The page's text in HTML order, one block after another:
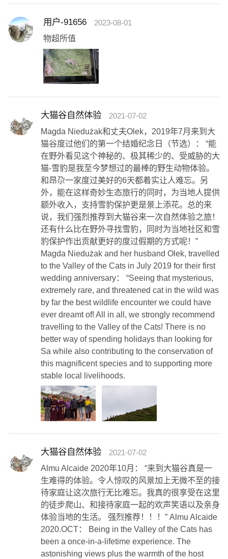
用户-91656 2023-08-01
物超所值
大猫谷自然体验 2021-07-02
Magda Niedużak和丈夫Olek，2019年7月来到大
猫谷度过他们的第一个结婚纪念日（节选）： “能
在野外看见这个神秘的、极其稀少的、受威胁的大
猫-雪豹是我至今梦想过的最棒的野生动物体验。
和昂尕一家度过美好的6天都着实让人难忘。另
外，能在这样奇妙生态旅行的同时，为当地人提供
额外收入，支持雪豹保护更是景上添花。总的来
说，我们强烈推荐到大猫谷来一次自然体验之旅！
还有什么比在野外寻找雪豹，同时为当地社区和雪
豹保护作出贡献更好的度过假期的方式呢！”
Magda Niedużak and her husband Olek, travelled
to the Valley of the Cats in July 2019 for their first
wedding anniversary： “Seeing that mysterious,
extremely rare, and threatened cat in the wild was
by far the best wildlife encounter we could have
ever dreamt of! All in all, we strongly recommend
travelling to the Valley of the Cats! There is no
better way of spending holidays than looking for
Sa while also contributing to the conservation of
this magnificent species and to supporting more
stable local livelihoods.
大猫谷自然体验 2021-07-02
Almu Alcaide 2020年10月： “来到大猫谷真是一
生难得的体验。令人惊叹的风景加上无微不至的接
待家庭让这次旅行无比难忘。我真的很享受在这里
的徒步爬山、和接待家庭一起的欢声笑语以及亲身
体验当地的生活。 强烈推荐！！！” Almu Alcaide
2020.OCT： Being in the Valley of the Cats has
been a once-in-a-lifetime experience. The
astonishing views plus the warmth of the host